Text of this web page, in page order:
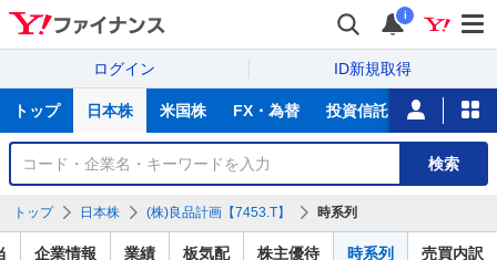
i
ログイン ID新規取得
サ
トップ 日本株 米国株 FX・為替 投資信託 ニュース
銘
検
検索
トップ 日本株 (株)良品計画【7453.T】 時系列
企業情報 業績 板気配 株主優待 時系列 売買内訳